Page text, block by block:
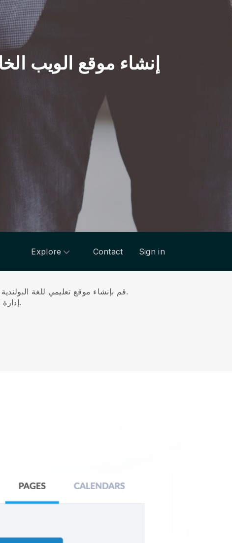
إنشاء موقع الويب
Explore Contact Sign in
قم بإنشاء موقع تعليمي للغة البولندية من خلال أداة إنشاء المواقع الإلكترونية البديهية الخاصة بنا للترويج لبيع دروس اللغة البولندية على الإنترنت وبيعها.
إدارة المحتوى الخاص بك ، والمدفوعات ، وخدمة العملاء والتقويم الشخصي على الحركة والتنقل من خلال التطبيق لدينا.